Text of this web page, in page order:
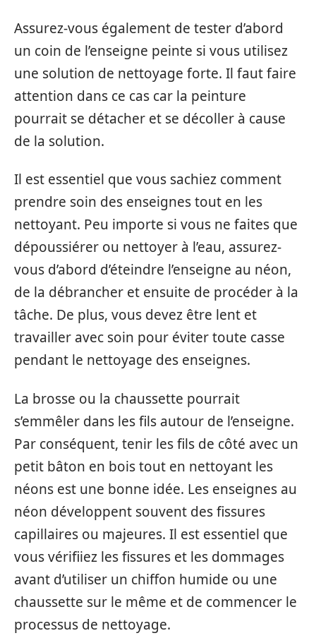
Assurez-vous également de tester d’abord
un coin de l’enseigne peinte si vous utilisez
une solution de nettoyage forte. Il faut faire
attention dans ce cas car la peinture
pourrait se détacher et se décoller à cause
de la solution.
Il est essentiel que vous sachiez comment
prendre soin des enseignes tout en les
nettoyant. Peu importe si vous ne faites que
dépoussiérer ou nettoyer à l’eau, assurez-
vous d’abord d’éteindre l’enseigne au néon,
de la débrancher et ensuite de procéder à la
tâche. De plus, vous devez être lent et
travailler avec soin pour éviter toute casse
pendant le nettoyage des enseignes.
La brosse ou la chaussette pourrait
s’emmêler dans les fils autour de l’enseigne.
Par conséquent, tenir les fils de côté avec un
petit bâton en bois tout en nettoyant les
néons est une bonne idée. Les enseignes au
néon développent souvent des fissures
capillaires ou majeures. Il est essentiel que
vous vérifiiez les fissures et les dommages
avant d’utiliser un chiffon humide ou une
chaussette sur le même et de commencer le
processus de nettoyage.